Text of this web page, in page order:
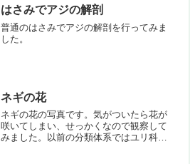
ピも。１巻の目次をみると、「グミ」
「なっとうもち」「ばっけ...
はさみでアジの解剖
普通のはさみでアジの解剖を行ってみま
した。
ネギの花
ネギの花の写真です。気がついたら花が
咲いてしまい、せっかくなので観察して
みました。以前の分類体系ではユリ科だ